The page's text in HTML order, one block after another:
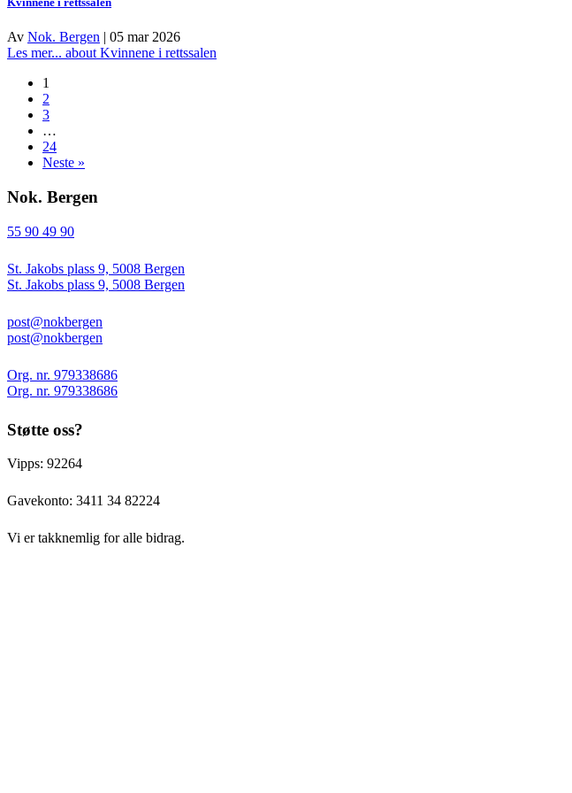
Av Nok. Bergen | 05 mar 2026
Les mer... about Kvinnene i rettssalen
1
2
3
…
24
Neste »
Nok. Bergen
55 90 49 90
St. Jakobs plass 9, 5008 Bergen
St. Jakobs plass 9, 5008 Bergen
post@nokbergen
post@nokbergen
Org. nr. 979338686
Org. nr. 979338686
Støtte oss?
Vipps: 92264
Gavekonto: 3411 34 82224
Vi er takknemlig for alle bidrag.